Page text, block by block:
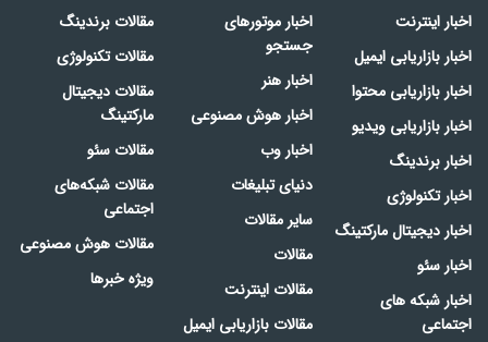
اخبار اینترنت
اخبار بازاریابی ایمیل
اخبار بازاریابی محتوا
اخبار بازاریابی ویدیو
اخبار برندینگ
اخبار تکنولوژی
اخبار دیجیتال مارکتینگ
اخبار سئو
اخبار شبکه های
اجتماعی
اخبار موتورهای
جستجو
اخبار هنر
اخبار هوش مصنوعی
اخبار وب
دنیای تبلیغات
سایر مقالات
مقالات
مقالات اینترنت
مقالات بازاریابی ایمیل
مقالات برندینگ
مقالات تکنولوژی
مقالات دیجیتال
مارکتینگ
مقالات سئو
مقالات شبکه‌های
اجتماعی
مقالات هوش مصنوعی
ویژه خبرها